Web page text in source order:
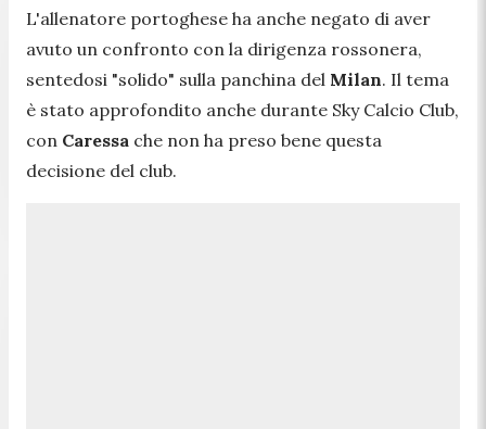
L'allenatore portoghese ha anche negato di aver
avuto un confronto con la dirigenza rossonera,
sentedosi "solido" sulla panchina del Milan. Il tema
è stato approfondito anche durante Sky Calcio Club,
con Caressa che non ha preso bene questa
decisione del club.